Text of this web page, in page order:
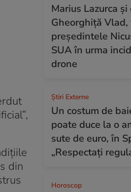
din
Marius Lazurca
Gheorghiță
președintele
SUA în urma
drone
Știri Externe
Un costum de
poate duce la o
sute de euro, în
„Respectați
Horoscop